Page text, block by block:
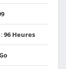
96 Heures